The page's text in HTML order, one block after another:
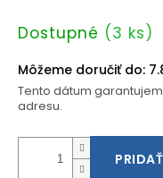
Jednotková
Dostupné (3 ks)
Môžeme doručiť do:
Tento dátum
adresu.